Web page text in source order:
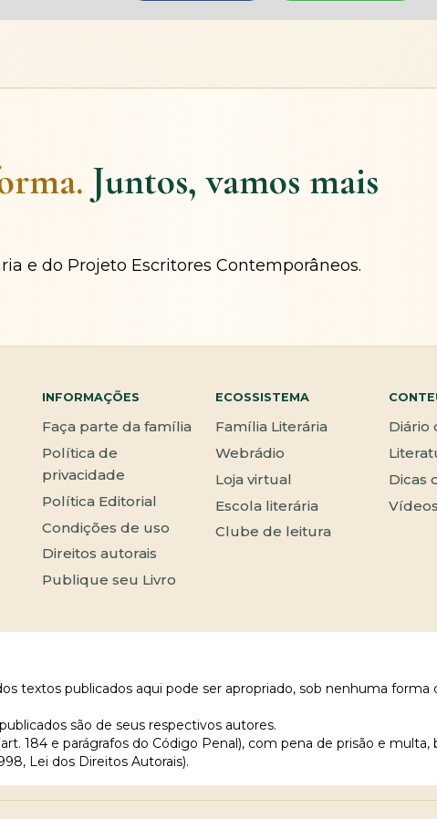
Juntos, vamos mais
e do Projeto Escritores Contemporâneos.
INFORMAÇÕES
Faça parte da família
Política de
privacidade
Política Editorial
Condições de uso
Direitos autorais
Publique seu Livro
ECOSSISTEMA
Família Literária
Webrádio
Loja virtual
Escola literária
Clube de leitura
Diário
Dicas
textos publicados aqui pode ser apropriado, sob nenhuma
são de seus respectivos autores.
184 e parágrafos do Código Penal), com pena de prisão e multa,
Lei dos Direitos Autorais).